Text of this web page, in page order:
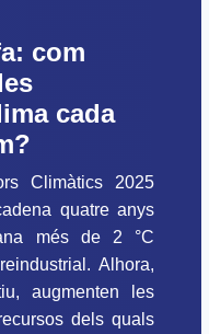
com
cada
Climàtics 2025
quatre anys
més de 2 °C
Alhora,
augmenten les
dels quals